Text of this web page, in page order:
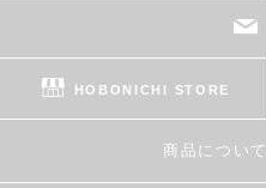
HOBONICHI STORE
商品につい